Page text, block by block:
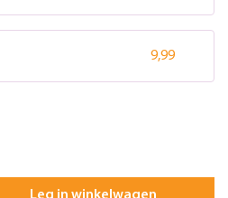
9,99
Leg in winkelwagen